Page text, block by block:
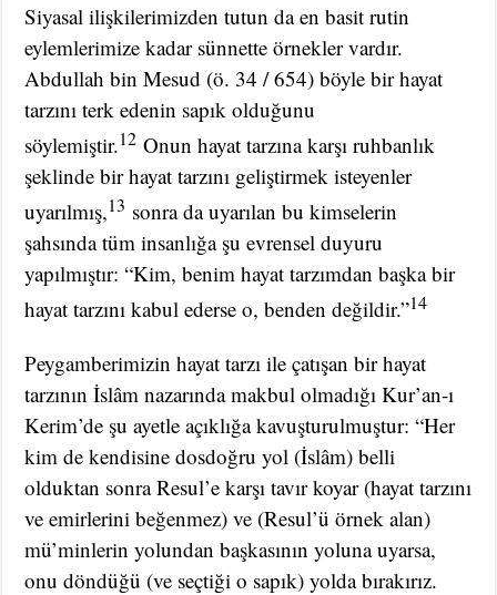
Siyasal ilişkilerimizden tutun da en basit rutin
eylemlerimize kadar sünnette örnekler vardır.
Abdullah bin Mesud (ö. 34 / 654) böyle bir hayat
tarzını terk edenin sapık olduğunu
söylemiştir.12 Onun hayat tarzına karşı ruhbanlık
şeklinde bir hayat tarzını geliştirmek isteyenler
uyarılmış,13 sonra da uyarılan bu kimselerin
şahsında tüm insanlığa şu evrensel duyuru
yapılmıştır: “Kim, benim hayat tarzımdan başka bir
hayat tarzını kabul ederse o, benden değildir.”14
Peygamberimizin hayat tarzı ile çatışan bir hayat
tarzının İslâm nazarında makbul olmadığı Kur’an-ı
Kerim’de şu ayetle açıklığa kavuşturulmuştur: “Her
kim de kendisine dosdoğru yol (İslâm) belli
olduktan sonra Resul’e karşı tavır koyar (hayat tarzını
ve emirlerini beğenmez) ve (Resul’ü örnek alan)
mü’minlerin yolundan başkasının yoluna uyarsa,
onu döndüğü (ve seçtiği o sapık) yolda bırakırız.